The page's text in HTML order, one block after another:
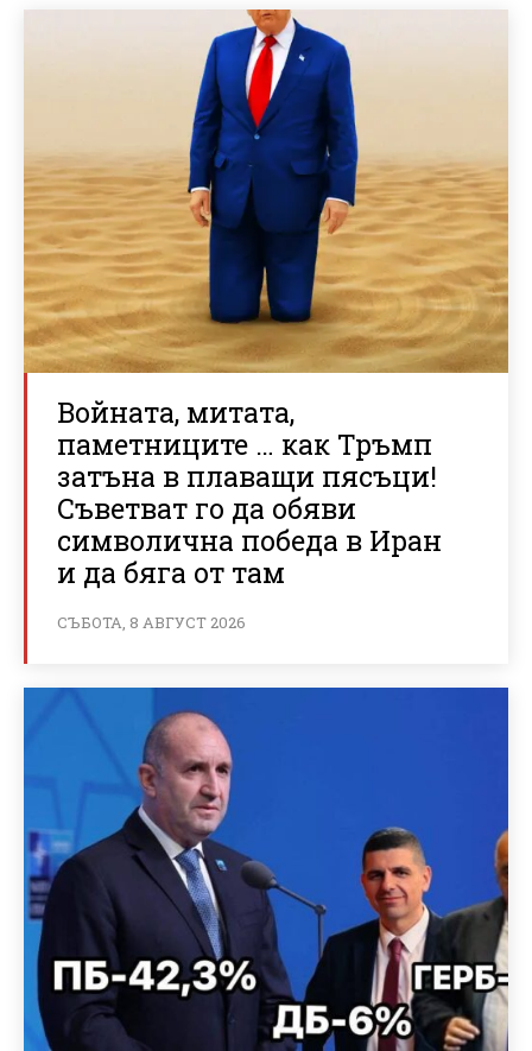
Войната, митата,
паметниците … как Тръмп
затъна в плаващи пясъци!
Съветват го да обяви
символична победа в Иран
и да бяга от там
СЪБОТА, 8 АВГУСТ 2026